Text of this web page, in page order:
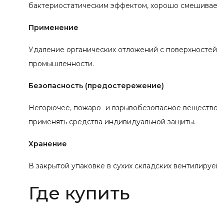
бактериостатическим эффектом, хорошо
Применение
Удаление органических отложений с
промышленности.
Безопасность (предостережение)
Негорючее, пожаро- и взрывобезопасное
применять средства индивидуальной защиты.
Хранение
В закрытой упаковке в сухих складских
Где купить